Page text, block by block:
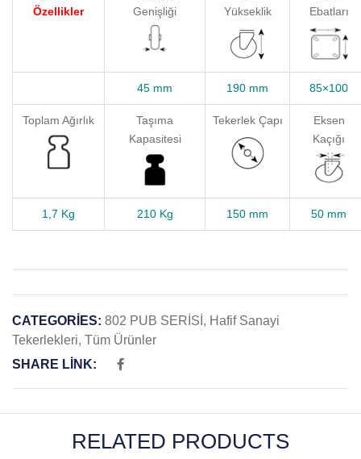
Özellikler
Genişliği
Yükseklik
Ebatları
45 mm 190 mm 85×100
Toplam Ağırlık
Taşıma
Kapasitesi
Tekerlek Çapı
Eksen
Kaçığı
1,7 Kg 210 Kg 150 mm 50 mm
CATEGORIES: 802 PUB SERİSİ , Hafif Sanayi
Tekerlekleri, Tüm Ürünler
SHARE LINK:
RELATED PRODUCTS